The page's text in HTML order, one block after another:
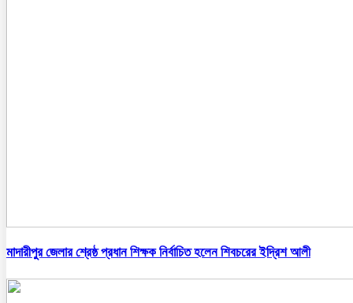
মাদারীপুর জেলার শ্রেষ্ঠ প্রধান শিক্ষক নির্বাচিত হলেন শিবচরের ইদ্রিশ আলী